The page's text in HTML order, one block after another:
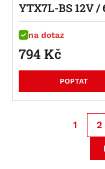
na dotaz
YTX7L-BS
794 Kč
POPTAT
1 2